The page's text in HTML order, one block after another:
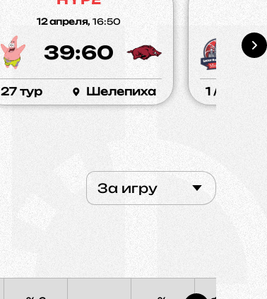
12 апреля, 16:50
39:60
27 тур Шелепиха
06
1 / 4
За игру